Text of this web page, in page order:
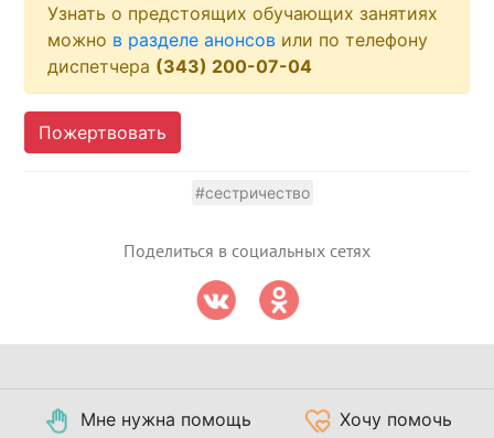
Узнать о предстоящих обучающих занятиях
можно в разделе анонсов или по телефону
диспетчера (343) 200-07-04
Пожертвовать
#сестричество
Поделиться в социальных сетях
Мне нужна помощь Хочу помочь